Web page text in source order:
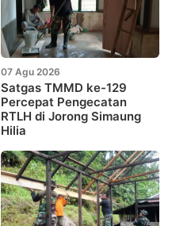
07 Agu 2026
Satgas TMMD ke-129
Percepat Pengecatan
RTLH di Jorong Simaung
Hilia